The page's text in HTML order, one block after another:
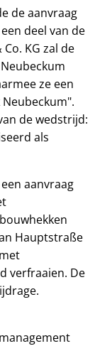
de aanvraag
deel van de
KG zal de
ze een
de wedstrijd:
als
aanvraag
Hauptstraße
verfraaien. De